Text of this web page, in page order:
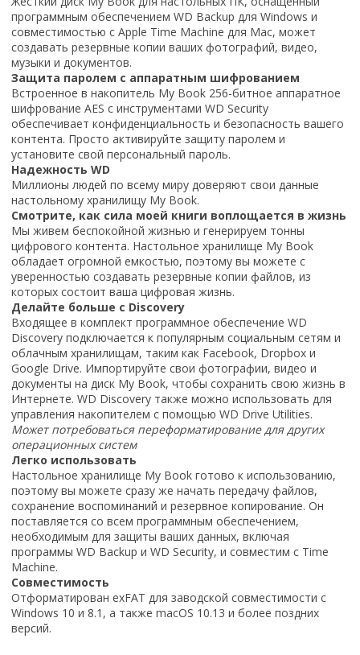
программным обеспечением WD Backup для Windows и
совместимостью с Apple Time Machine для Mac, может
создавать резервные копии ваших фотографий, видео,
музыки и документов.
Защита паролем с аппаратным шифрованием
Встроенное в накопитель My Book 256-битное аппаратное
шифрование AES с инструментами WD Security
обеспечивает конфиденциальность и безопасность вашего
контента. Просто активируйте защиту паролем и
установите свой персональный пароль.
Надежность WD
Миллионы людей по всему миру доверяют свои данные
настольному хранилищу My Book.
Смотрите, как сила моей книги воплощается в жизнь
Мы живем беспокойной жизнью и генерируем тонны
цифрового контента. Настольное хранилище My Book
обладает огромной емкостью, поэтому вы можете с
уверенностью создавать резервные копии файлов, из
которых состоит ваша цифровая жизнь.
Делайте больше с Discovery
Входящее в комплект программное обеспечение WD
Discovery подключается к популярным социальным сетям и
облачным хранилищам, таким как Facebook, Dropbox и
Google Drive. Импортируйте свои фотографии, видео и
документы на диск My Book, чтобы сохранить свою жизнь в
Интернете. WD Discovery также можно использовать для
управления накопителем с помощью WD Drive Utilities.
Может потребоваться переформатирование для других
операционных систем
Легко использовать
Настольное хранилище My Book готово к использованию,
поэтому вы можете сразу же начать передачу файлов,
сохранение воспоминаний и резервное копирование. Он
поставляется со всем программным обеспечением,
необходимым для защиты ваших данных, включая
программы WD Backup и WD Security, и совместим с Time
Machine.
Совместимость
Отформатирован exFAT для заводской совместимости с
Windows 10 и 8.1, а также macOS 10.13 и более поздних
версий.